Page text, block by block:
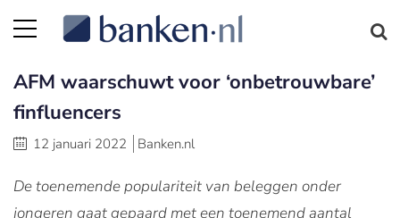
AFM waarschuwt voor ‘onbetrouwbare’
finfluencers
12 januari 2022 Banken.nl
De toenemende populariteit van beleggen onder
jongeren gaat gepaard met een toenemend aantal